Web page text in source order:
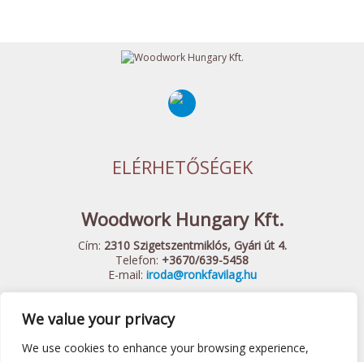
We value your privacy
We use cookies to enhance your browsing experience,
ELÉRHETŐSÉGEK
Woodwork Hungary Kft.
Cím: 2310 Szigetszentmiklós, Gyári út 4.
Telefon: +3670/639-5458
E-mail: iroda@ronkfavilag.hu
© 2015 Woodwork Hungary Kft. - Minden Jog Fenntartva
Játszótéri eszközök|Előtető|Fa hintaágy| Felnőtt játszótér